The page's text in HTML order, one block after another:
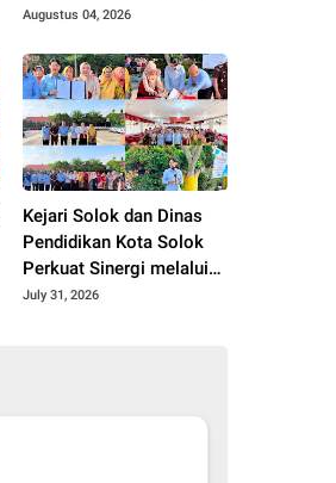
2026.
Augustus 04, 2026
Kejari Solok dan Dinas
Pendidikan Kota Solok
Perkuat Sinergi melalui
Penandatanganan PKS
July 31, 2026